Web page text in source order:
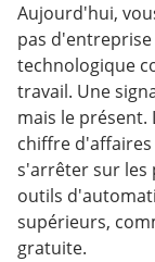
Aujourd'hui,
pas
technologique
travail. Une
mais le présent.
chiffre
s'arrêter sur les
outils
supérieurs,
gratuite.